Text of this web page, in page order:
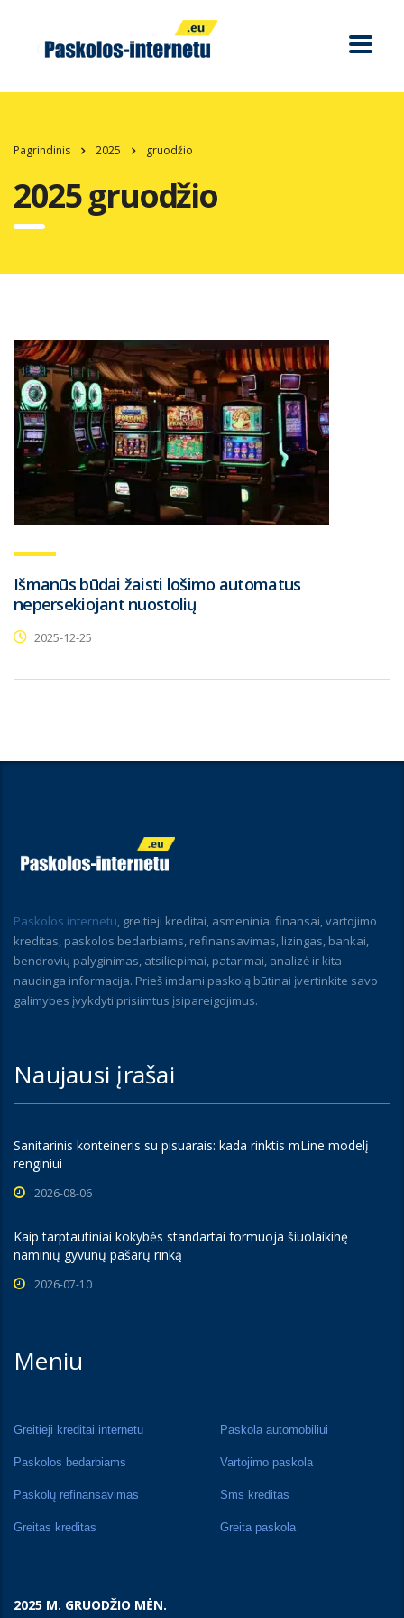
Pagrindinis 2025 gruodžio
2025 gruodžio
Išmanūs būdai žaisti lošimo automatus
nepersekiojant nuostolių
2025-12-25
Paskolos internetu, greitieji kreditai, asmeniniai finansai, vartojimo
kreditas, paskolos bedarbiams, refinansavimas, lizingas, bankai,
bendrovių palyginimas, atsiliepimai, patarimai, analizė ir kita
naudinga informacija. Prieš imdami paskolą būtinai įvertinkite savo
galimybes įvykdyti prisiimtus įsipareigojimus.
Naujausi įrašai
Sanitarinis konteineris su pisuarais: kada rinktis mLine modelį
renginiui
2026-08-06
Kaip tarptautiniai kokybės standartai formuoja šiuolaikinę
naminių gyvūnų pašarų rinką
2026-07-10
Meniu
Greitieji kreditai internetu Paskola automobiliui
Paskolos bedarbiams Vartojimo paskola
Paskolų refinansavimas Sms kreditas
Greitas kreditas Greita paskola
2025 M. GRUODŽIO MĖN.